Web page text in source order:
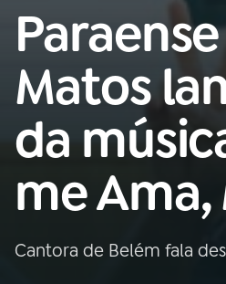
Buscar
na
Rádio
Nacional
01 INÍCIO
02A RÁDIO
03PROGRAMAÇÃO
Matos
da
me Ama,
Cantora de Belém fala